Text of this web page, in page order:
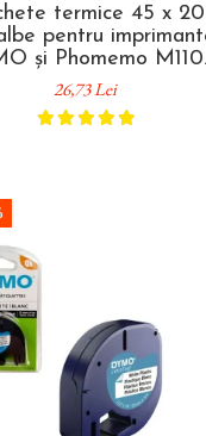
termice 45 x 20
pentru
și Phomemo M110
M220, 300 etichete
26,73 Lei